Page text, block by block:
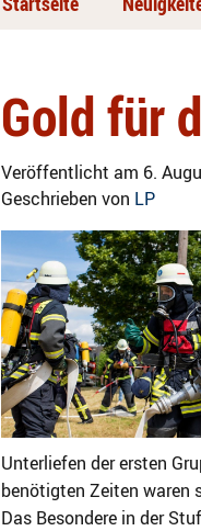
Gold für
Veröffentlicht am 6.
Geschrieben von LP
Unterliefen der ersten
benötigten Zeiten waren
Das Besondere in der